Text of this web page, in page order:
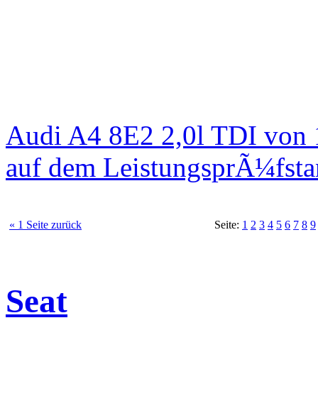
Audi A4 8E2 2,0l TDI von
auf dem
« 1 Seite zurück Seite: 1 2 3 4 5 6 7 8 9
Seat